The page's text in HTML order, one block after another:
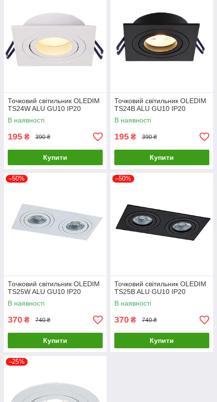
Точковий світильник OLEDIM
TS24W ALU GU10 IP20
В наявності
195 ₴ 390 ₴
Купити
Точковий світильник OLEDIM
TS24B ALU GU10 IP20
В наявності
195 ₴ 390 ₴
Купити
–50%
Точковий світильник OLEDIM
TS25W ALU GU10 IP20
В наявності
370 ₴ 740 ₴
Купити
–50%
Точковий світильник OLEDIM
TS25B ALU GU10 IP20
В наявності
370 ₴ 740 ₴
Купити
–25%